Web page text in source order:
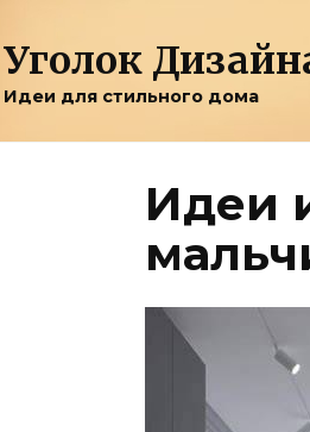
к
содержанию
Уголок
Идеи для стильного дома
Идеи